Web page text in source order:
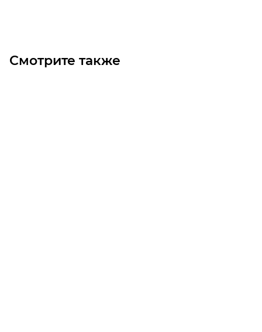
Смотрите также